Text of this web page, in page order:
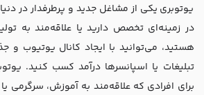
یوتوبری یکی از مشاغل جدید و پرطرفدار در
در زمینه‌ای تخصص دارید یا علاقه‌مند به
هستید، می‌توانید با ایجاد کانال یوتیوب و
تبلیغات یا اسپانسرها درآمد کسب کنید.
برای افرادی که علاقه‌مند به آموزش، سرگرمی